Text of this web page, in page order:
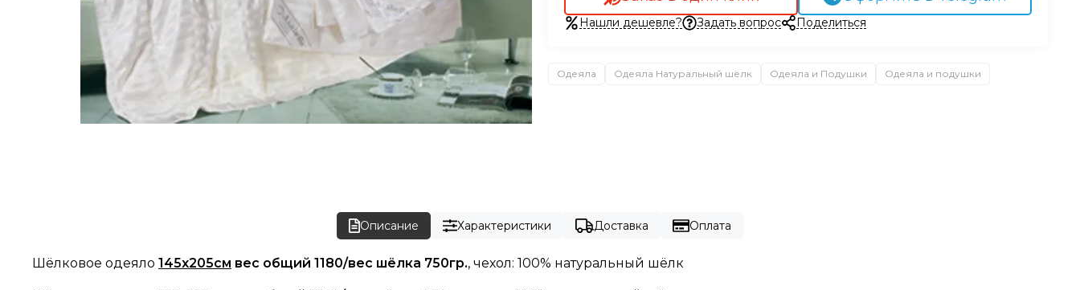
Нашли дешевле? Задать вопрос Поделиться
Одеяла Одеяла Натуральный шёлк Одеяла и Подушки Одеяла и подушки
Описание Характеристики Доставка Оплата
Шёлковое одеяло 145х205см вес общий 1180/вес шёлка 750гр., чехол: 100% натуральный шёлк